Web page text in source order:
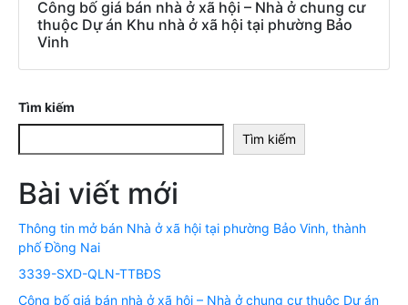
Công bố giá bán nhà ở xã hội – Nhà ở chung cư
thuộc Dự án Khu nhà ở xã hội tại phường Bảo
Vinh
Tìm kiếm
Tìm kiếm
Bài viết mới
Thông tin mở bán Nhà ở xã hội tại phường Bảo Vinh, thành
phố Đồng Nai
3339-SXD-QLN-TTBĐS
Công bố giá bán nhà ở xã hội – Nhà ở chung cư thuộc Dự án